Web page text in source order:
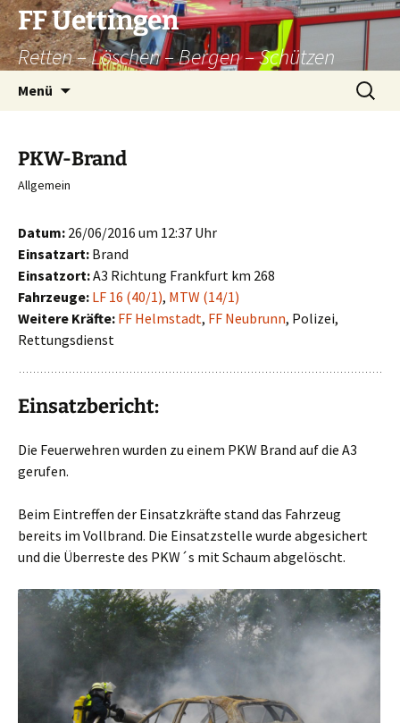
Zum
Inhalt
springen
FF Uettingen
Retten – Löschen – Bergen – Schützen
Menü
Suchen
nach:
PKW-Brand
Allgemein
Datum: 26/06/2016 um 12:37 Uhr
Einsatzart: Brand
Einsatzort:A3 Richtung Frankfurt km 268
Fahrzeuge: LF 16 (40/1), MTW (14/1)
Weitere Kräfte: FF Helmstadt, FF Neubrunn, Polizei,
Rettungsdienst
Einsatzbericht:
Die Feuerwehren wurden zu einem PKW Brand auf die A3
gerufen.
Beim Eintreffen der Einsatzkräfte stand das Fahrzeug
bereits im Vollbrand. Die Einsatzstelle wurde abgesichert
und die Überreste des PKW´s mit Schaum abgelöscht.